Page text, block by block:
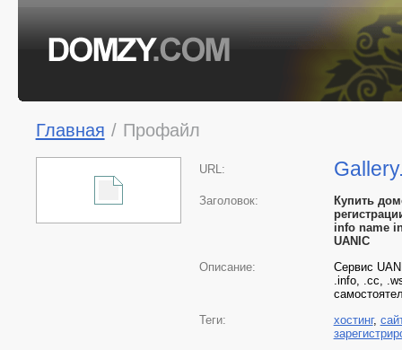
Главная / Профайл
URL:
Заголовок:
Купить
info name
UANIC
Описание:
Сервис
.info, .cc,
Теги:
хостинг,